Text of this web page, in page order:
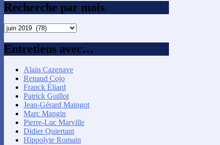
Recherche par mois
Recherche
mois
Entretiens avec…
Alain Cazenave
Renaud Cojo
Franck Éliard
Patrick Guillot
Jean-Gérard Maingot
Marc Mangin
Pierre-Luc Marville
Didier Quiertant
Hippolyte Romain